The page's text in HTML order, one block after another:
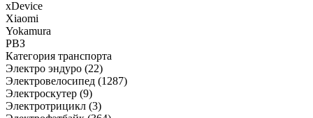
xDevice
Xiaomi
Yokamura
РВЗ
Категория транспорта
Электро эндуро (22)
Электровелосипед (1287)
Электроскутер (9)
Электротрицикл (3)